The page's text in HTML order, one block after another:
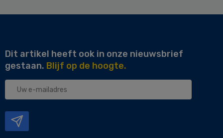
Dit artikel heeft ook in onze nieuwsbrief
gestaan. Blijf op de hoogte.
Uw